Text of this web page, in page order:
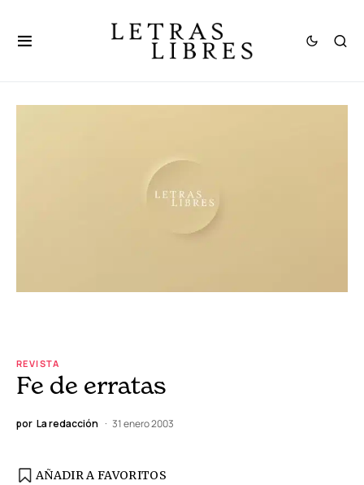
REVISTA
Fe de erratas
por La redacción 31 enero 2003
AÑADIR A FAVORITOS